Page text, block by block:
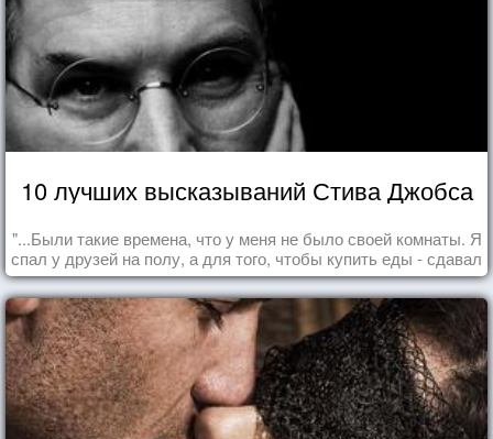
10 лучших высказываний Стива Джобса
"...Были такие времена, что у меня не было своей комнаты. Я
спал у друзей на полу, а для того, чтобы купить еды - сдавал
бутылки из под кока-колы"